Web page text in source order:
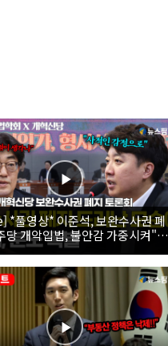
*풀영상* 이준석, 보완수사권 폐
당 개악입법, 불안감 가중시켜"｜
혁신당 보완수사권 폐지 토론회